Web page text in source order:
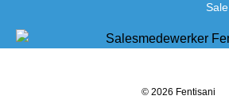
Sale
© 2026 Fentisani